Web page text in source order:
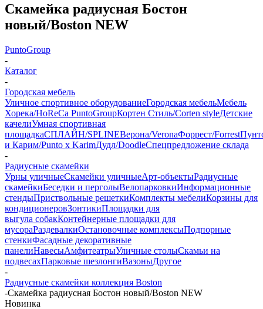
Скамейка радиусная Бостон
новый/Boston NEW
PuntoGroup
-
Каталог
-
Городская мебель
Уличное спортивное оборудованиеГородская мебельМебель
Хорека/HoReCa PuntoGroupКортен Стиль/Corten styleДетские
качелиУмная спортивная
площадкаСПЛАЙН/SPLINEВерона/VeronaФоррест/Forrest
и Карим/Punto x KarimДудл/DoodleСпецпредложение склада
-
Радиусные скамейки
Урны уличныеСкамейки уличныеАрт-объектыРадиусные
скамейкиБеседки и перголыВелопарковкиИнформационные
стендыПриствольные решеткиКомплекты мебелиКорзины для
кондиционеровЗонтикиПлощадки для
выгула собакКонтейнерные площадки для
мусораРаздевалкиОстановочные комплексыПодпорные
стенкиФасадные декоративные
панелиНавесыАмфитеатрыУличные столыСкамьи на
подвесахПарковые шезлонгиВазоныДругое
-
Радиусные скамейки коллекция Boston
-Скамейка радиусная Бостон новый/Boston NEW
Новинка